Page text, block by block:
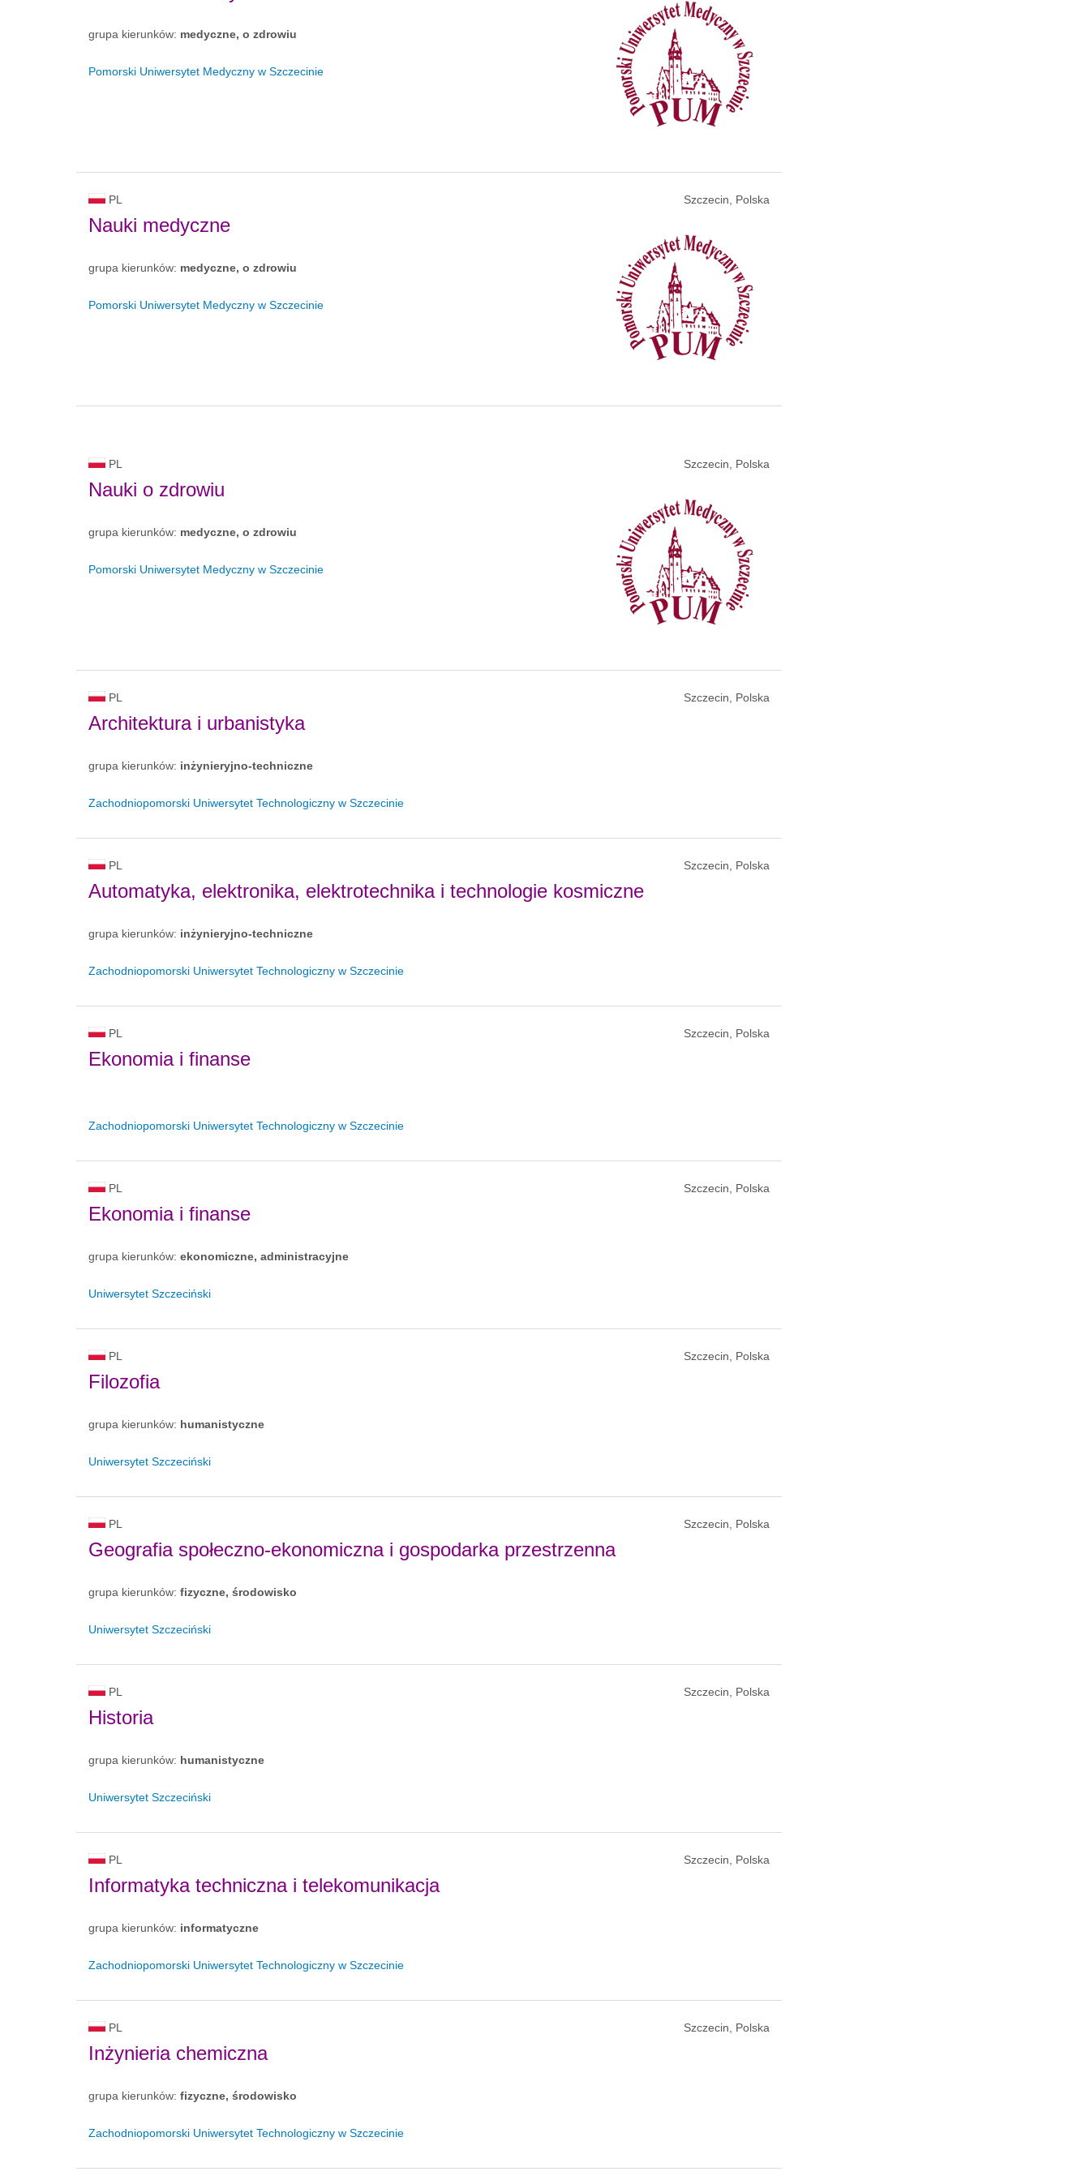
grupa kierunków: medyczne, o zdrowiu
Pomorski Uniwersytet Medyczny w Szczecinie
PL Szczecin, Polska
Nauki medyczne
grupa kierunków: medyczne, o zdrowiu
Pomorski Uniwersytet Medyczny w Szczecinie
PL Szczecin, Polska
Nauki o zdrowiu
grupa kierunków: medyczne, o zdrowiu
Pomorski Uniwersytet Medyczny w Szczecinie
PL Szczecin, Polska
Architektura i urbanistyka
grupa kierunków: inżynieryjno-techniczne
Zachodniopomorski Uniwersytet Technologiczny w Szczecinie
PL Szczecin, Polska
Automatyka, elektronika, elektrotechnika i technologie kosmiczne
grupa kierunków: inżynieryjno-techniczne
Zachodniopomorski Uniwersytet Technologiczny w Szczecinie
PL Szczecin, Polska
Ekonomia i finanse
Zachodniopomorski Uniwersytet Technologiczny w Szczecinie
PL Szczecin, Polska
Ekonomia i finanse
grupa kierunków: ekonomiczne, administracyjne
Uniwersytet Szczeciński
PL Szczecin, Polska
Filozofia
grupa kierunków: humanistyczne
Uniwersytet Szczeciński
PL Szczecin, Polska
Geografia społeczno-ekonomiczna i gospodarka przestrzenna
grupa kierunków: fizyczne, środowisko
Uniwersytet Szczeciński
PL Szczecin, Polska
Historia
grupa kierunków: humanistyczne
Uniwersytet Szczeciński
PL Szczecin, Polska
Informatyka techniczna i telekomunikacja
grupa kierunków: informatyczne
Zachodniopomorski Uniwersytet Technologiczny w Szczecinie
PL Szczecin, Polska
Inżynieria chemiczna
grupa kierunków: fizyczne, środowisko
Zachodniopomorski Uniwersytet Technologiczny w Szczecinie